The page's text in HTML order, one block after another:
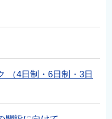
（4日制・6日制・3日